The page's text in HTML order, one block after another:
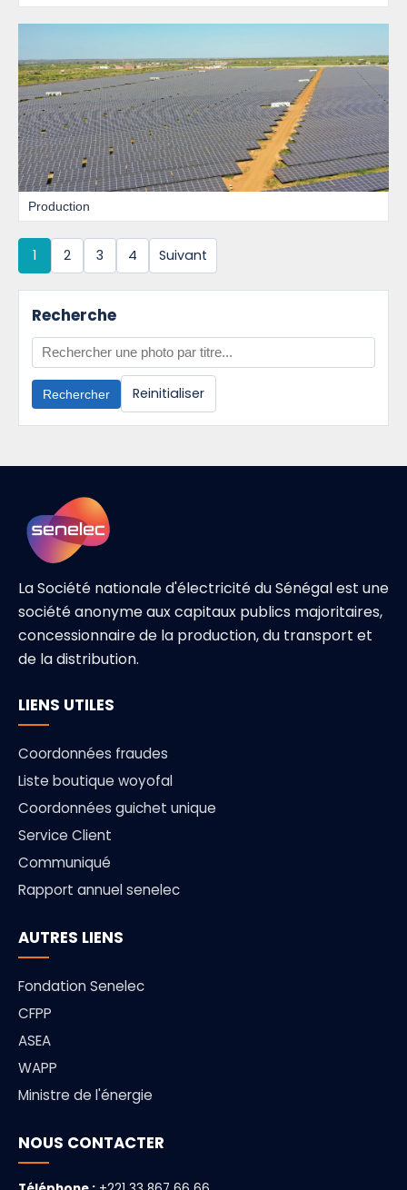
Production
1 2 3 4 Suivant
Recherche
Rechercher Reinitialiser
La Société nationale d'électricité du Sénégal est une
société anonyme aux capitaux publics majoritaires,
concessionnaire de la production, du transport et
de la distribution.
LIENS UTILES
Coordonnées fraudes
Liste boutique woyofal
Coordonnées guichet unique
Service Client
Communiqué
Rapport annuel senelec
AUTRES LIENS
Fondation Senelec
CFPP
ASEA
WAPP
Ministre de l'énergie
NOUS CONTACTER